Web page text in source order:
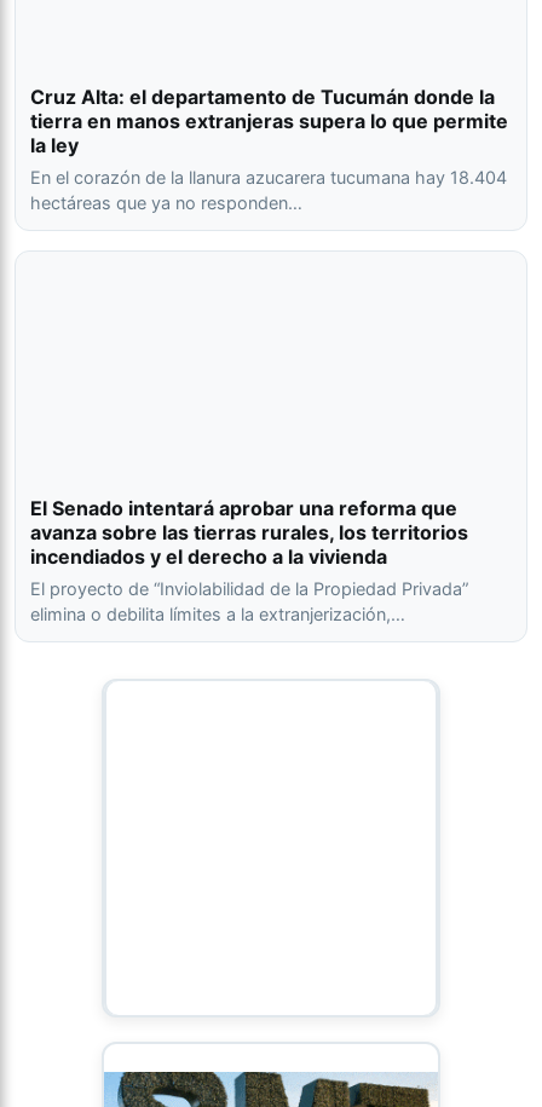
Cruz Alta: el departamento de Tucumán donde la
tierra en manos extranjeras supera lo que permite
la ley
En el corazón de la llanura azucarera tucumana hay 18.404
hectáreas que ya no responden…
El Senado intentará aprobar una reforma que
avanza sobre las tierras rurales, los territorios
incendiados y el derecho a la vivienda
El proyecto de “Inviolabilidad de la Propiedad Privada”
elimina o debilita límites a la extranjerización,…